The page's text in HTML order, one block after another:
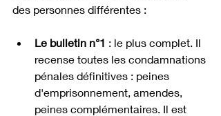
des personnes différentes :
Le bulletin n°1 : le plus complet. Il
recense toutes les condamnations
pénales définitives : peines
d'emprisonnement, amendes,
peines complémentaires. Il est